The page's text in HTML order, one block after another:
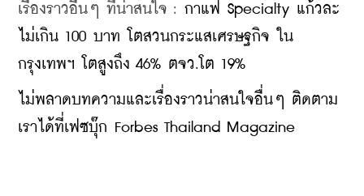
เรื่องราวอื่นๆ ที่น่าสนใจ : กาแฟ Specialty แก้วละ
ไม่เกิน 100 บาท โตสวนกระแสเศรษฐกิจ ใน
กรุงเทพฯ โตสูงถึง 46% ตจว.โต 19%
ไม่พลาดบทความและเรื่องราวน่าสนใจอื่นๆ ติดตาม
เราได้ที่เฟซบุ๊ก Forbes Thailand Magazine